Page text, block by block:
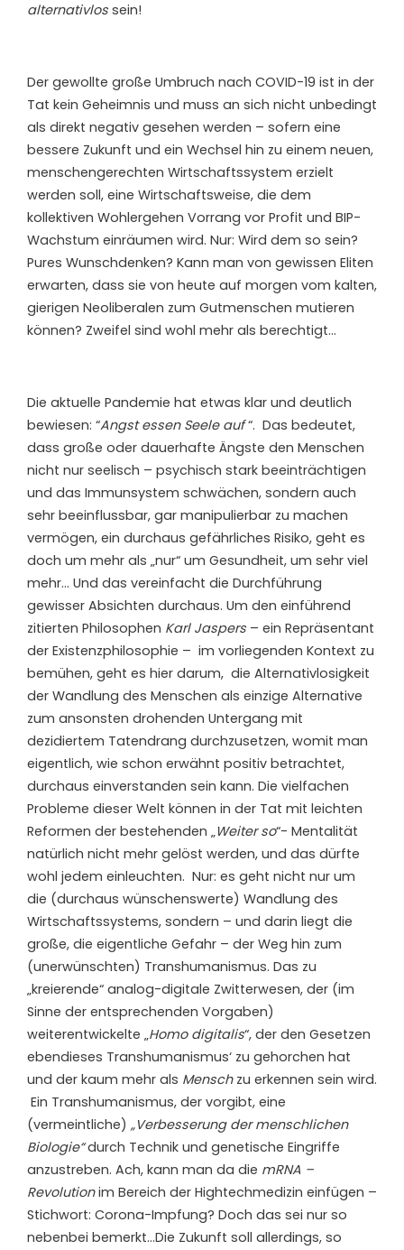
alternativlos sein!
Der gewollte große Umbruch nach COVID-19 ist in der
Tat kein Geheimnis und muss an sich nicht unbedingt
als direkt negativ gesehen werden – sofern eine
bessere Zukunft und ein Wechsel hin zu einem neuen,
menschengerechten Wirtschaftssystem erzielt
werden soll, eine Wirtschaftsweise, die dem
kollektiven Wohlergehen Vorrang vor Profit und BIP-
Wachstum einräumen wird. Nur: Wird dem so sein?
Pures Wunschdenken? Kann man von gewissen Eliten
erwarten, dass sie von heute auf morgen vom kalten,
gierigen Neoliberalen zum Gutmenschen mutieren
können? Zweifel sind wohl mehr als berechtigt…
Die aktuelle Pandemie hat etwas klar und deutlich
bewiesen: “Angst essen Seele auf“. Das bedeutet,
dass große oder dauerhafte Ängste den Menschen
nicht nur seelisch – psychisch stark beeinträchtigen
und das Immunsystem schwächen, sondern auch
sehr beeinflussbar, gar manipulierbar zu machen
vermögen, ein durchaus gefährliches Risiko, geht es
doch um mehr als „nur“ um Gesundheit, um sehr viel
mehr… Und das vereinfacht die Durchführung
gewisser Absichten durchaus. Um den einführend
zitierten Philosophen Karl Jaspers – ein Repräsentant
der Existenzphilosophie – im vorliegenden Kontext zu
bemühen, geht es hier darum, die Alternativlosigkeit
der Wandlung des Menschen als einzige Alternative
zum ansonsten drohenden Untergang mit
dezidiertem Tatendrang durchzusetzen, womit man
eigentlich, wie schon erwähnt positiv betrachtet,
durchaus einverstanden sein kann. Die vielfachen
Probleme dieser Welt können in der Tat mit leichten
Reformen der bestehenden „Weiter so“- Mentalität
natürlich nicht mehr gelöst werden, und das dürfte
wohl jedem einleuchten. Nur: es geht nicht nur um
die (durchaus wünschenswerte) Wandlung des
Wirtschaftssystems, sondern – und darin liegt die
große, die eigentliche Gefahr – der Weg hin zum
(unerwünschten) Transhumanismus. Das zu
„kreierende“ analog-digitale Zwitterwesen, der (im
Sinne der entsprechenden Vorgaben)
weiterentwickelte „Homo digitalis“, der den Gesetzen
ebendieses Transhumanismus‘ zu gehorchen hat
und der kaum mehr als Menschzu erkennen sein wird.
Ein Transhumanismus, der vorgibt, eine
(vermeintliche) „Verbesserung der menschlichen
Biologie“durch Technik und genetische Eingriffe
anzustreben. Ach, kann man da die mRNA –
Revolutionim Bereich der Hightechmedizin einfügen –
Stichwort: Corona-Impfung? Doch das sei nur so
nebenbei bemerkt…Die Zukunft soll allerdings, so